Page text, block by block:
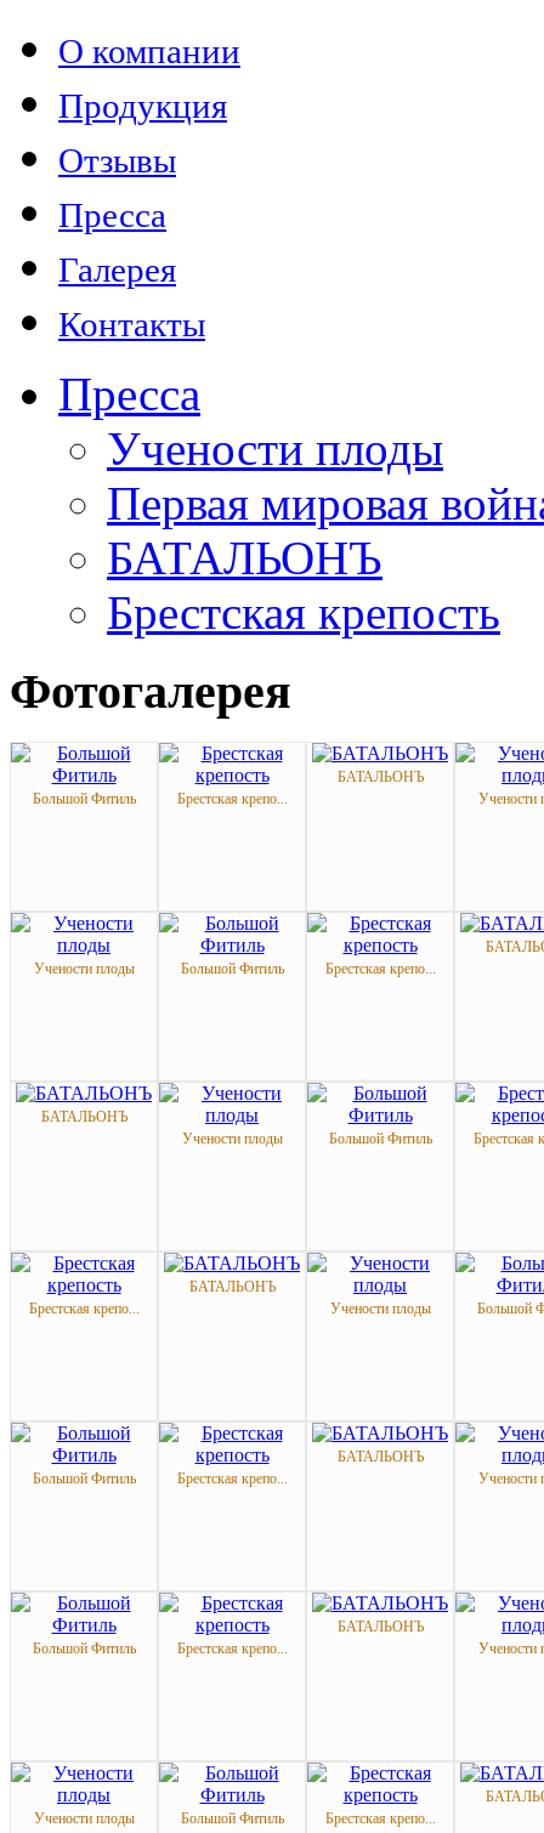
О компании
Продукция
Отзывы
Пресса
Галерея
Контакты
Пресса
Учености плоды
Первая мировая
БАТАЛЬОНЪ
Брестская крепость
Фотогалерея
Большой Фитиль Брестская крепо...
БАТАЛЬОНЪ
Учености
Учености плоды Большой Фитиль Брестская крепо...
БАТАЛЬОНЪ
Учености плоды
Большой Фитиль Брестская
Брестская крепо...
БАТАЛЬОНЪ
Учености плоды
Большой
Большой Фитиль Брестская крепо...
БАТАЛЬОНЪ
Учености
Большой Фитиль Брестская крепо...
БАТАЛЬОНЪ
Учености
Учености плоды Большой Фитиль Брестская крепо...